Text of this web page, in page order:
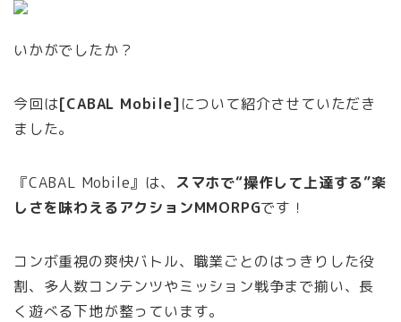
いかがでしたか？
今回は[CABAL Mobile]について紹介させていただき
ました。
『CABAL Mobile』は、 スマホで“操作して上達する”楽
しさを味わえるアクションMMORPGです！
コンボ重視の爽快バトル、職業ごとのはっきりした役
割、多人数コンテンツやミッション戦争まで揃い、長
く遊べる下地が整っています。